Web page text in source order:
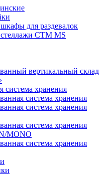
для раздевалок
CTM MS
вертикальный склад
система хранения
система хранения
система хранения
система хранения
MONO
система хранения